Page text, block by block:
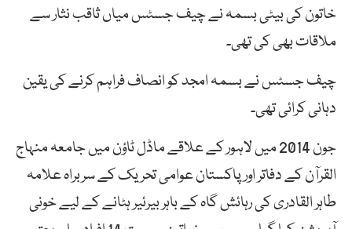
خاتون کی بیٹی بسمہ نے چیف جسٹس میاں ثاقب نثار سے
ملاقات بھی کی تھی۔
چیف جسٹس نے بسمہ امجد کو انصاف فراہم کرنے کی یقین
دہانی کرائی تھی۔
جون 2014 میں لاہور کے علاقے ماڈل ٹاؤن میں جامعہ منہاج
القرآن کے دفاتر اور پاکستان عوامی تحریک کے سربراہ علامہ
طاہر القادری کی رہائش گاہ کے باہر بیرئیر ہٹانے کے لیے خونی